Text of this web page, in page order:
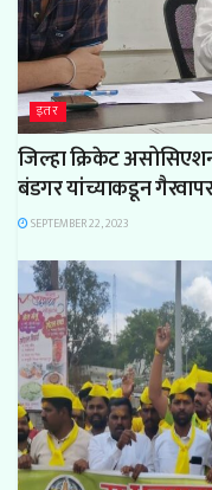
इतर
जिल्हा क्रिकेट
बंडगर यांच्याकडून
SEPTEMBER 22, 2023